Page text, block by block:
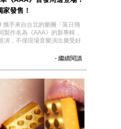
發售！
攜手來自台北的樂團「落日飛
製作名為《AAA》的新專輯，
演，不僅現場音樂演出廣受好
- 繼續閱讀